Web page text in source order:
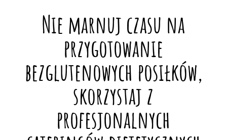
Nie marnuj czasu na
przygotowanie
bezglutenowych posiłków,
skorzystaj z
profesjonalnych